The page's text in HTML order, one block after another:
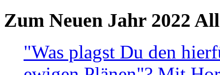
Zum Neuen Jahr 2022
"Was plagst Du den